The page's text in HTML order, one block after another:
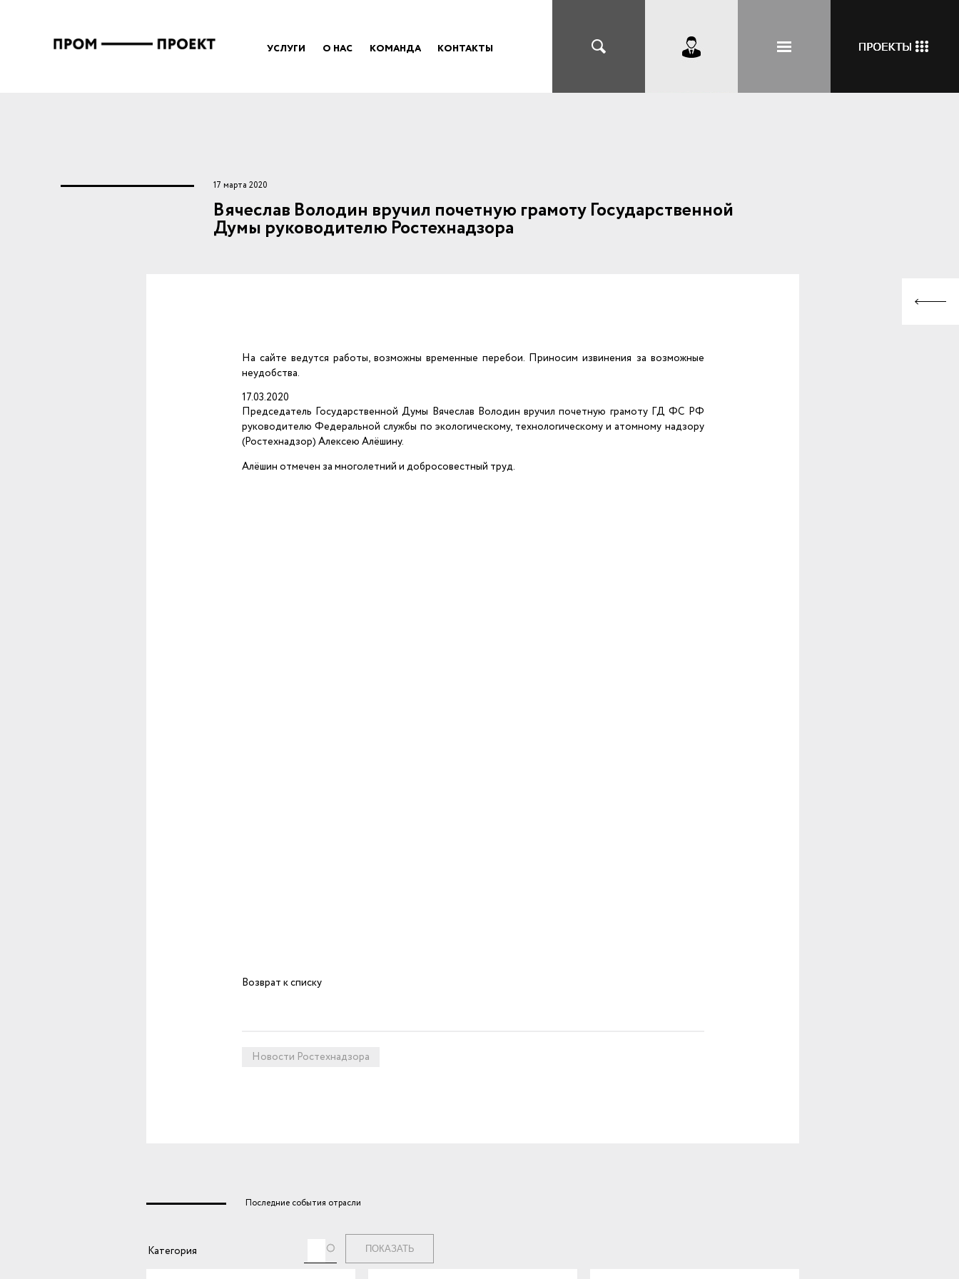
УСЛУГИ О НАС КОМАНДА КОНТАКТЫ
17 марта 2020
Вячеслав Володин вручил почетную грамоту Государственной
Думы руководителю Ростехнадзора
На сайте ведутся работы, возможны временные перебои. Приносим извинения за возможные
неудобства.
17.03.2020
Председатель Государственной Думы Вячеслав Володин вручил почетную грамоту ГД ФС РФ
руководителю Федеральной службы по экологическому, технологическому и атомному надзору
(Ростехнадзор) Алексею Алёшину.
Алёшин отмечен за многолетний и добросовестный труд.
Возврат к списку
Новости Ростехнадзора
Последние события отрасли